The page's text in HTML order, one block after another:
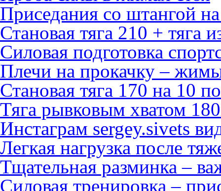
Приседания со штангой
Становая тяга 210 + тяга
Силовая подготовка
Плечи на прокачку –
Становая тяга 170 на 10
Тяга рывковым хватом
Инстаграм sergey.sivets
Легкая нагрузка после
Тщательная разминка –
Силовая тренировка –